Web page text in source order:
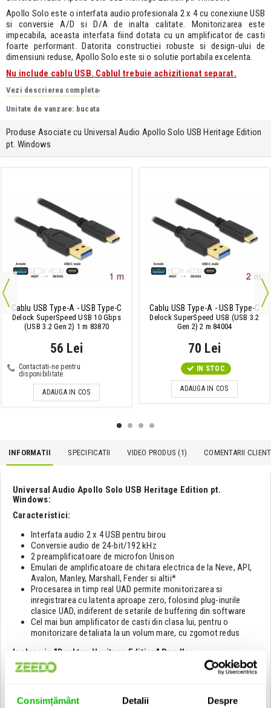
Consimțământ Detalii Despre
Apollo Solo este o interfata audio profesionala 2 x 4 cu conexiune USB
si conversie A/D si D/A de inalta calitate. Monitorizarea este
impecabila, aceasta interfata fiind dotata cu un amplificator de casti
foarte performant. Datorita constructiei robuste si design-ului de
dimensiuni reduse, Apollo Solo este si o solutie portabila excelenta.
Nu include cablu USB. Cablul trebuie achizitionat separat.
Vezi descrierea completa›
Unitate de vanzare: bucata
Produse Asociate cu Universal Audio Apollo Solo USB Heritage Edition
pt. Windows
Cablu USB Type-A - USB Type-C
Delock SuperSpeed USB 10 Gbps
(USB 3.2 Gen 2) 1 m 83870
56 Lei
Contactati-ne pentru
disponibilitate
ADAUGA IN COS
Cablu USB Type-A - USB Type-C
Delock SuperSpeed USB (USB 3.2
Gen 2) 2 m 84004
70 Lei
IN STOC
ADAUGA IN COS
INFORMATII SPECIFICATII VIDEO PRODUS (1) COMENTARII
Universal Audio Apollo Solo USB Heritage Edition pt.
Windows:
Caracteristici:
Interfata audio 2 x 4 USB pentru birou
Conversie audio de 24-bit/192 kHz
2 preamplificatoare de microfon Unison
Emulari de amplificatoare de chitara electrica de la Neve, API,
Avalon, Manley, Marshall, Fender si altii*
Procesarea in timp real UAD permite monitorizarea si
inregistrarea cu latenta aproape zero, folosind plug-inurile
clasice UAD, indiferent de setarile de buffering din software
Cel mai bun amplificator de casti din clasa lui, pentru o
monitorizare detaliata la un volum mare, cu zgomot redus
Incluse in "Desktop Heritage Edition" Bundle:
UA 1176 Classic Limiter Collection
UA 610 Tube Preamp & EQ Collection